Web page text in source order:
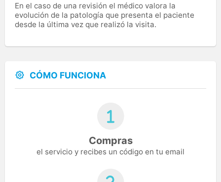
En el caso de una revisión el médico valora la
evolución de la patología que presenta el paciente
desde la última vez que realizó la visita.
CÓMO FUNCIONA
Compras
el servicio y recibes un código en tu email